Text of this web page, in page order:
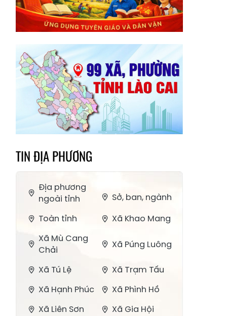
TIN ĐỊA PHƯƠNG
Địa phương
ngoài tỉnh
Sở, ban, ngành
Toàn tỉnh
Xã Khao Mang
Xã Mù Cang
Chải
Xã Púng Luông
Xã Tú Lệ
Xã Trạm Tấu
Xã Hạnh Phúc
Xã Phình Hồ
Xã Liên Sơn
Xã Gia Hội